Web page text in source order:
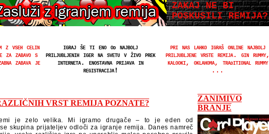
ZAKAJ NE BI
POSKUSILI REMIJA?
z vseh celin
zabavo s
zabava je
igraj še ti eno od najbolj
priljubljenih iger na svetu v živo prek
interneta. enostavna prijava in
registracija!
pri nas lahko igraš online najbolj
priljubljene vrste remija. gin rummy,
kalooki, oklahoma, traditional rummy
...
VRST REMIJA POZNATE?
ZANIMIVO
BRANJE
je zelo velika. Mi igramo drugače – to je eden od
skupina prijateljev odloči za igranje remija. Danes namreč